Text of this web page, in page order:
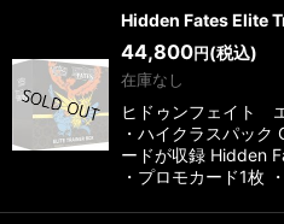
Hidden Fates Elite
44,800円 (税込)
在庫なし
ヒドゥンフェイト
・ハイクラスパック
ードが収録 Hidden
・プロモカード1枚